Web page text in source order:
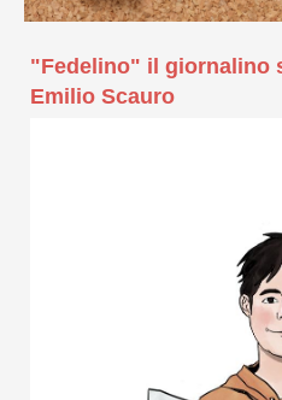
"Fedelino" il giornalino
Emilio Scauro